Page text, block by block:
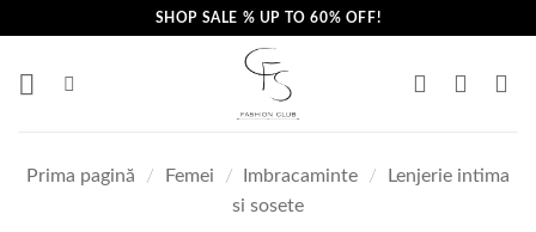
content
SHOP SALE % UP TO 60% OFF!
Prima pagină / Femei / Imbracaminte /
Lenjerie intima
si sosete